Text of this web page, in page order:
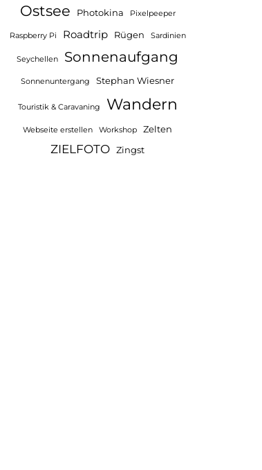
Ostsee Photokina Pixelpeeper
Raspberry Pi Roadtrip Rügen Sardinien
Seychellen Sonnenaufgang
Sonnenuntergang Stephan Wiesner
Touristik & Caravaning Wandern
Webseite erstellen Workshop Zelten
ZIELFOTO Zingst